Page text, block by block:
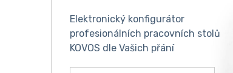
Elektronický konfigurátor
profesionálních pracovních stolů
KOVOS dle Vašich přání